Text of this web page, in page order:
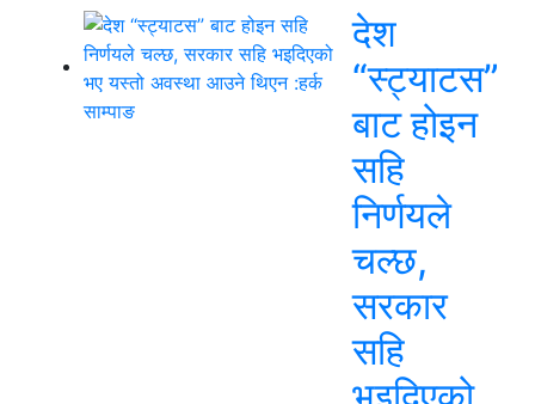
देश
“स्ट्याटस”
बाट होइन
सहि
निर्णयले
चल्छ,
सरकार
सहि